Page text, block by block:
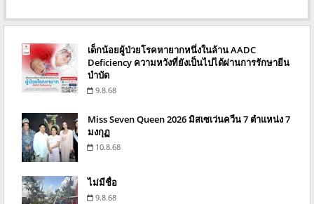
เด็กน้อยผู้ป่วยโรคหายากหนึ่งในล้าน AADC
Deficiency ความหวังที่ยังเป็นไปได้ผ่านการรักษายีน
บำบัด
9.8.68
Miss Seven Queen 2026 มิสเซเว่นควีน 7 ตำแหน่ง 7
มงกุฏ
10.8.68
ไม่มีชื่อ
9.8.68